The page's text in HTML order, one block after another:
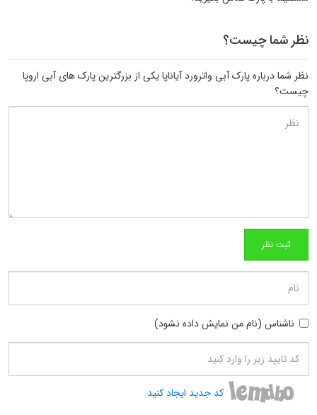
نظر شما چیست؟
نظر شما درباره پارک آبی واترورد آیاناپا یکی از بزرگترین پارک های آبی اروپا
چیست؟
ناشناس (نام من نمایش داده نشود)
کد جدید ایجاد کنید